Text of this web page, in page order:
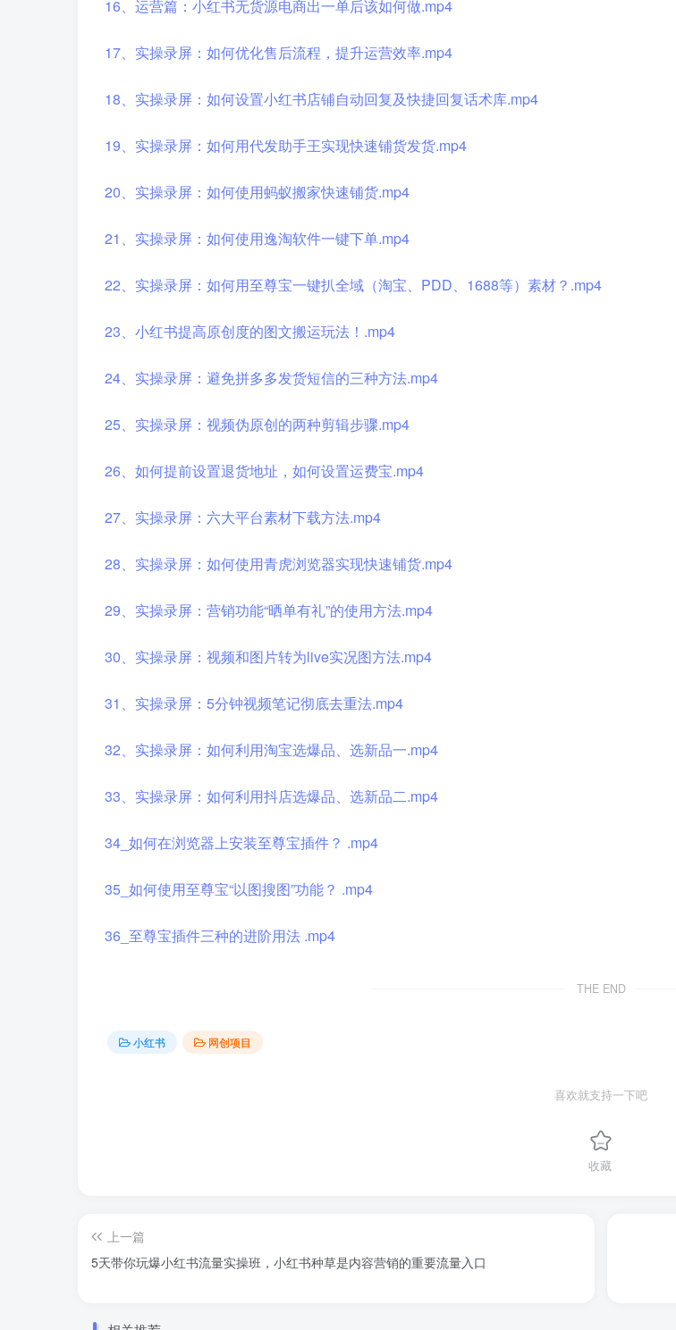
16、运营篇：小红书无货源电商出一单后该如何做.mp4
17、实操录屏：如何优化售后流程，提升运营效率.mp4
18、实操录屏：如何设置小红书店铺自动回复及快捷回复话术库.mp4
19、实操录屏：如何用代发助手王实现快速铺货发货.mp4
20、实操录屏：如何使用蚂蚁搬家快速铺货.mp4
21、实操录屏：如何使用逸淘软件一键下单.mp4
22、实操录屏：如何用至尊宝一键扒全域（淘宝、PDD、1688等）素材？.mp4
23、小红书提高原创度的图文搬运玩法！.mp4
24、实操录屏：避免拼多多发货短信的三种方法.mp4
25、实操录屏：视频伪原创的两种剪辑步骤.mp4
26、如何提前设置退货地址，如何设置运费宝.mp4
27、实操录屏：六大平台素材下载方法.mp4
28、实操录屏：如何使用青虎浏览器实现快速铺货.mp4
29、实操录屏：营销功能“晒单有礼”的使用方法.mp4
30、实操录屏：视频和图片转为live实况图方法.mp4
31、实操录屏：5分钟视频笔记彻底去重法.mp4
32、实操录屏：如何利用淘宝选爆品、选新品一.mp4
33、实操录屏：如何利用抖店选爆品、选新品二.mp4
34_如何在浏览器上安装至尊宝插件？ .mp4
35_如何使用至尊宝“以图搜图”功能？ .mp4
36_至尊宝插件三种的进阶用法 .mp4
THE END
小红书 网创项目
喜欢就支持一下吧
收藏
上一篇
5天带你玩爆小红书流量实操班，小红书种草是内容营销的重要流量入口